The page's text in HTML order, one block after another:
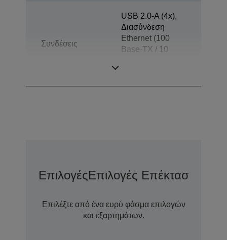
Συνδέσεις
USB 2.0-A (4x),
Διασύνδεση
Ethernet (100
Base-TX / 10
ΕπιλογέςΕπιλογές Επέκτασης
Επιλέξτε από ένα ευρύ φάσμα επιλογών
και εξαρτημάτων.